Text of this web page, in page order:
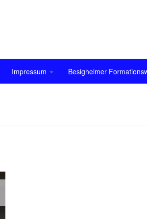
Impressum Besigheimer